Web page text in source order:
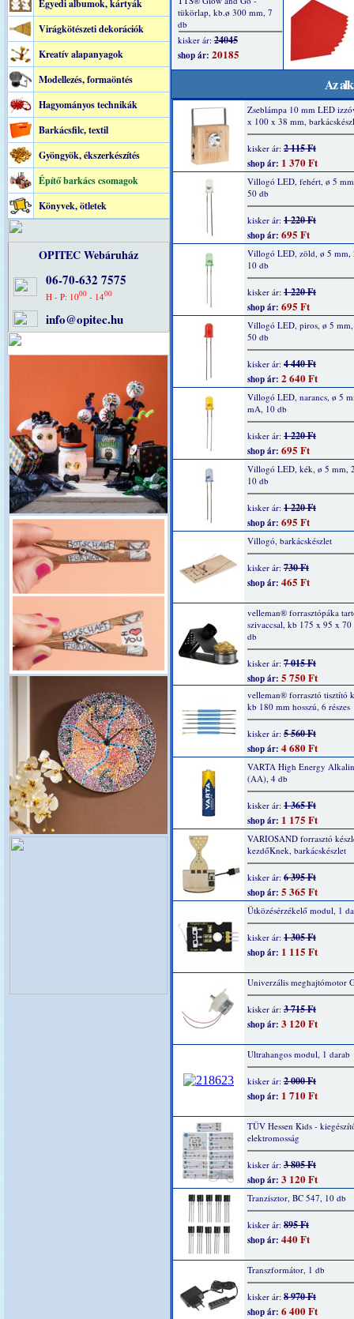
Egyedi albumok, kártyák
Virágkötészeti dekorációk
Kreatív alapanyagok
Modellezés, formaöntés
Hagyományos technikák
Barkácsfilc, textil
Gyöngyök, ékszerkészítés
Építő barkács csomagok
Könyvek, ötletek
OPITEC Webáruház
06-70-632 7575
H - P: 1000- 1400
info@opitec.hu
Az
Zseblámpa 10 mm LED
x 100 x 38 mm,
kisker ár: 2 115 Ft
shop ár: 1 370 Ft
Villogó LED, fehért, ø 5
50 db
kisker ár: 1 220 Ft
shop ár: 695 Ft
Villogó LED, zöld, ø 5 mm,
10 db
kisker ár: 1 220 Ft
shop ár: 695 Ft
Villogó LED, piros, ø 5
50 db
kisker ár: 4 440 Ft
shop ár: 2 640 Ft
Villogó LED, narancs, ø 5
mA, 10 db
kisker ár: 1 220 Ft
shop ár: 695 Ft
Villogó LED, kék, ø 5 mm,
10 db
kisker ár: 1 220 Ft
shop ár: 695 Ft
Villogó, barkácskészlet
kisker ár: 730 Ft
shop ár: 465 Ft
velleman® forrasztópáka
szivaccsal, kb 175 x 95 x
db
kisker ár: 7 015 Ft
shop ár: 5 750 Ft
velleman® forrasztó tisztító
kb 180 mm hosszú, 6 részes
kisker ár: 5 560 Ft
shop ár: 4 680 Ft
VARTA High Energy
(AA), 4 db
kisker ár: 1 365 Ft
shop ár: 1 175 Ft
VARIOSAND forrasztó
kezdőKnek, barkácskészlet
kisker ár: 6 395 Ft
shop ár: 5 365 Ft
Ütközésérzékelő modul, 1
kisker ár: 1 305 Ft
shop ár: 1 115 Ft
Univerzális meghajtómotor
kisker ár: 3 715 Ft
shop ár: 3 120 Ft
Ultrahangos modul, 1 darab
kisker ár: 2 000 Ft
shop ár: 1 710 Ft
TÜV Hessen Kids -
elektromosság
kisker ár: 3 805 Ft
shop ár: 3 120 Ft
Tranzisztor, BC 547, 10 db
kisker ár: 895 Ft
shop ár: 440 Ft
Transzformátor, 1 db
kisker ár: 8 970 Ft
shop ár: 6 400 Ft